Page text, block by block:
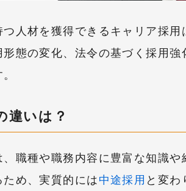
人材を獲得できるキャリア採用
態の変化、法令の基づく採用強
違いは？
、職種や職務内容に豊富な知識
め、実質的には 中途採用 と変わ